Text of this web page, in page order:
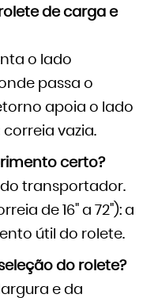
de carga e
o lado
passa o
apoia o lado
vazia.
certo?
transportador.
de 16" a 72"): a
útil do rolete.
do rolete?
e da